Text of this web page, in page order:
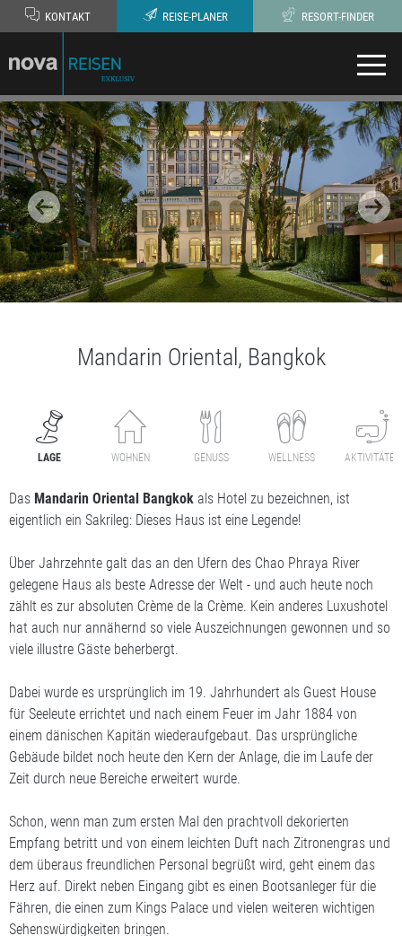
KONTAKT REISE-PLANER RESORT-FINDER
Mandarin Oriental, Bangkok
LAGE WOHNEN GENUSS WELLNESS AKTIVITÄTEN
Das Mandarin Oriental Bangkok als Hotel zu bezeichnen, ist
eigentlich ein Sakrileg: Dieses Haus ist eine Legende!
Über Jahrzehnte galt das an den Ufern des Chao Phraya River
gelegene Haus als beste Adresse der Welt - und auch heute noch
zählt es zur absoluten Crème de la Crème. Kein anderes Luxushotel
hat auch nur annähernd so viele Auszeichnungen gewonnen und so
viele illustre Gäste beherbergt.
Dabei wurde es ursprünglich im 19. Jahrhundert als Guest House
für Seeleute errichtet und nach einem Feuer im Jahr 1884 von
einem dänischen Kapitän wiederaufgebaut. Das ursprüngliche
Gebäude bildet noch heute den Kern der Anlage, die im Laufe der
Zeit durch neue Bereiche erweitert wurde.
Schon, wenn man zum ersten Mal den prachtvoll dekorierten
Empfang betritt und von einem leichten Duft nach Zitronengras und
dem überaus freundlichen Personal begrüßt wird, geht einem das
Herz auf. Direkt neben Eingang gibt es einen Bootsanleger für die
Fähren, die einen zum Kings Palace und vielen weiteren wichtigen
Sehenswürdigkeiten bringen.